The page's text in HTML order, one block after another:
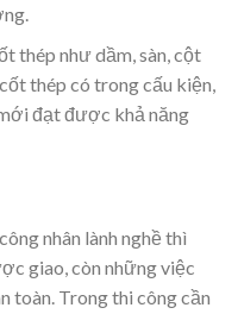
thép như dầm, sàn, cột
thép có trong cấu kiện,
đạt được khả năng
nhân lành nghề thì
giao, còn những việc
toàn. Trong thi công cần